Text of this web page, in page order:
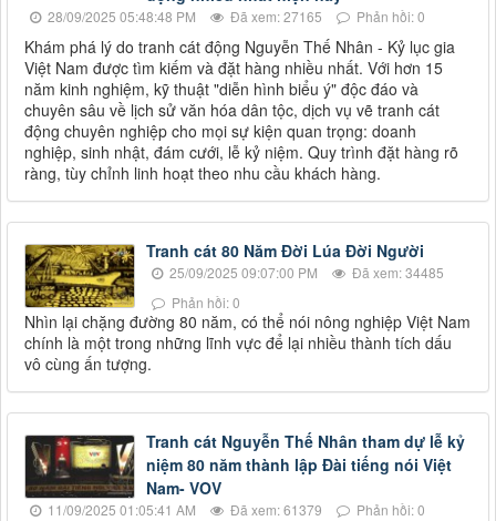
28/09/2025 05:48:48 PM Đã xem: 27165 Phản hồi: 0
Khám phá lý do tranh cát động Nguyễn Thế Nhân - Kỷ lục gia
Việt Nam được tìm kiếm và đặt hàng nhiều nhất. Với hơn 15
năm kinh nghiệm, kỹ thuật "diễn hình biểu ý" độc đáo và
chuyên sâu về lịch sử văn hóa dân tộc, dịch vụ vẽ tranh cát
động chuyên nghiệp cho mọi sự kiện quan trọng: doanh
nghiệp, sinh nhật, đám cưới, lễ kỷ niệm. Quy trình đặt hàng rõ
ràng, tùy chỉnh linh hoạt theo nhu cầu khách hàng.
Tranh cát 80 Năm Đời Lúa Đời Người
25/09/2025 09:07:00 PM
Đã xem: 34485
Phản hồi: 0
Nhìn lại chặng đường 80 năm, có thể nói nông nghiệp Việt Nam
chính là một trong những lĩnh vực để lại nhiều thành tích dấu
vô cùng ấn tượng.
Tranh cát Nguyễn Thế Nhân tham dự lễ kỷ
niệm 80 năm thành lập Đài tiếng nói Việt
Nam- VOV
11/09/2025 01:05:41 AM Đã xem: 61379 Phản hồi: 0